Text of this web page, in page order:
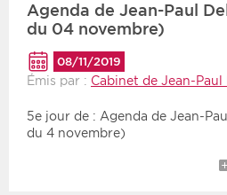
Agenda de Jean-Paul
du 04 novembre)
08/11/2019
Émis par : Cabinet de Jean-Paul
5e jour de : Agenda de Jean-
du 4 novembre)